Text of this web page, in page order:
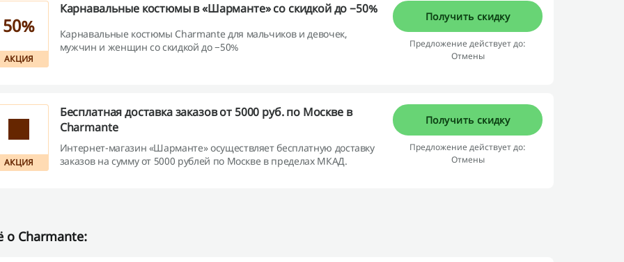
50%
АКЦИЯ
Карнавальные костюмы в «Шарманте» со скидкой до −50%
Карнавальные костюмы Charmante для мальчиков и девочек,
мужчин и женщин со скидкой до −50%
Получить скидку
Предложение действует до:
Отмены
АКЦИЯ
Бесплатная доставка заказов от 5000 руб. по Москве в
Charmante
Интернет-магазин «Шарманте» осуществляет бесплатную доставку
заказов на сумму от 5000 рублей по Москве в пределах МКАД.
Получить скидку
Предложение действует до:
Отмены
о Charmante: